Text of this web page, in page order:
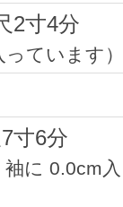
2寸4分
っています）
7寸6分
袖に 0.0cm